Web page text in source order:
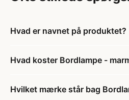
Hvad er navnet på produktet?
Hvad koster Bordlampe -
Hvilket mærke står bag